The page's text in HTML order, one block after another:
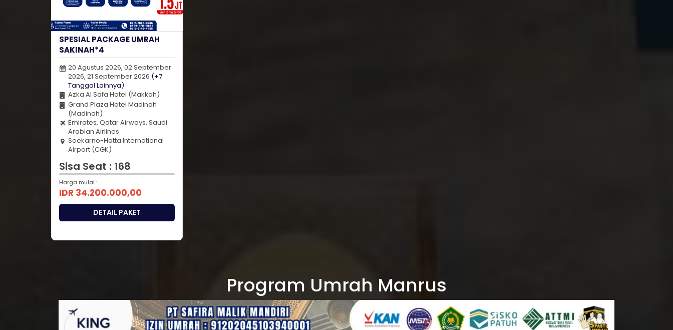
SPESIAL PACKAGE UMRAH
SAKINAH*4
20 Agustus 2026, 02 September
2026, 21 September 2026 (+7
Tanggal Lainnya)
Azka Al Safa Hotel (Makkah)
Grand Plaza Hotel Madinah
(Madinah)
Emirates, Qatar Airways, Saudi
Arabian Airlines
Soekarno-Hatta International
Airport (CGK)
Sisa Seat : 168
Harga mulai :
IDR 34.200.000,00
DETAIL PAKET
Program Umrah Manrus